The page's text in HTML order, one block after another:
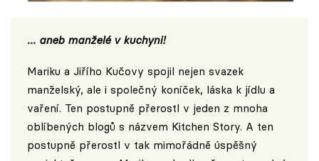
… aneb manželé v kuchyni!
Mariku a Jiřího Kučovy spojil nejen svazek
manželský, ale i společný koníček, láska k jídlu a
vaření. Ten postupně přerostl v jeden z mnoha
oblíbených blogů s názvem Kitchen Story. A ten
postupně přerostl v tak mimořádně úspěšný